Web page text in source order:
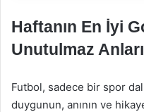
Haftanın En İyi
Unutulmaz Anları
Futbol, sadece bir spor
duygunun, anının ve